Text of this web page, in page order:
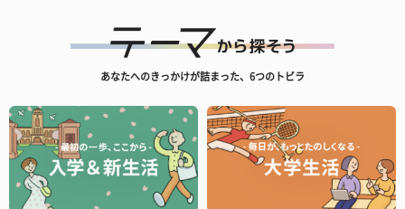
あなたへのきっかけが詰まった、6つのトビラ